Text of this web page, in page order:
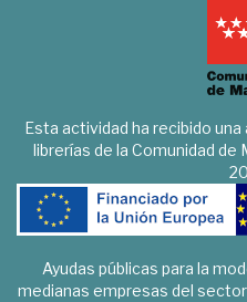
Esta actividad ha recibido
librerías de la Comunidad
Ayudas públicas para la
medianas empresas del